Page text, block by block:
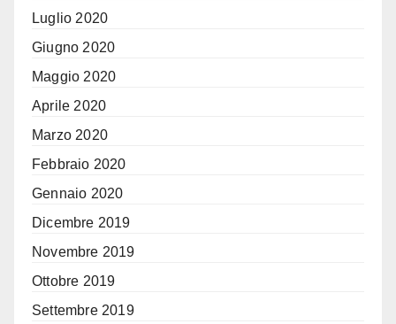
Luglio 2020
Giugno 2020
Maggio 2020
Aprile 2020
Marzo 2020
Febbraio 2020
Gennaio 2020
Dicembre 2019
Novembre 2019
Ottobre 2019
Settembre 2019